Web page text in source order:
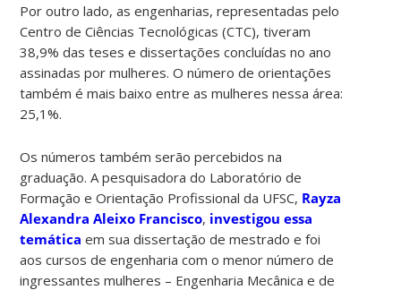
Por outro lado, as engenharias, representadas pelo
Centro de Ciências Tecnológicas (CTC), tiveram
38,9% das teses e dissertações concluídas no ano
assinadas por mulheres. O número de orientações
também é mais baixo entre as mulheres nessa área:
25,1%.
Os números também serão percebidos na
graduação. A pesquisadora do Laboratório de
Formação e Orientação Profissional da UFSC, Rayza
Alexandra Aleixo Francisco, investigou essa
temática em sua dissertação de mestrado e foi
aos cursos de engenharia com o menor número de
ingressantes mulheres – Engenharia Mecânica e de